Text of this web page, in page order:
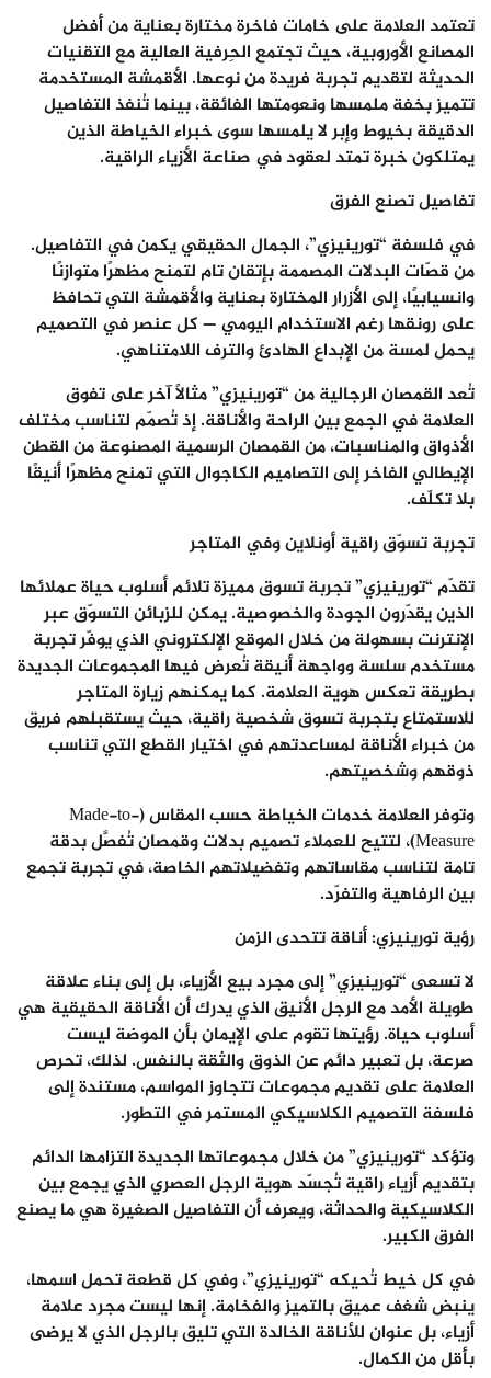
تعتمد العلامة على خامات فاخرة مختارة بعناية من أفضل
المصانع الأوروبية، حيث تجتمع الحِرفية العالية مع التقنيات
الحديثة لتقديم تجربة فريدة من نوعها. الأقمشة المستخدمة
تتميز بخفة ملمسها ونعومتها الفائقة، بينما تُنفذ التفاصيل
الدقيقة بخيوط وإبر لا يلمسها سوى خبراء الخياطة الذين
يمتلكون خبرة تمتد لعقود في صناعة الأزياء الراقية.
تفاصيل تصنع الفرق
في فلسفة “تورينيزي”، الجمال الحقيقي يكمن في التفاصيل.
من قصّات البدلات المصممة بإتقان تام لتمنح مظهرًا متوازنًا
وانسيابيًا، إلى الأزرار المختارة بعناية والأقمشة التي تحافظ
على رونقها رغم الاستخدام اليومي — كل عنصر في التصميم
يحمل لمسة من الإبداع الهادئ والترف اللامتناهي.
تُعد القمصان الرجالية من “تورينيزي” مثالاً آخر على تفوق
العلامة في الجمع بين الراحة والأناقة. إذ تُصمّم لتناسب مختلف
الأذواق والمناسبات، من القمصان الرسمية المصنوعة من القطن
الإيطالي الفاخر إلى التصاميم الكاجوال التي تمنح مظهرًا أنيقًا
بلا تكلّف.
تجربة تسوّق راقية أونلاين وفي المتاجر
تقدّم “تورينيزي” تجربة تسوق مميزة تلائم أسلوب حياة عملائها
الذين يقدّرون الجودة والخصوصية. يمكن للزبائن التسوّق عبر
الإنترنت بسهولة من خلال الموقع الإلكتروني الذي يوفّر تجربة
مستخدم سلسة وواجهة أنيقة تُعرض فيها المجموعات الجديدة
بطريقة تعكس هوية العلامة. كما يمكنهم زيارة المتاجر
للاستمتاع بتجربة تسوق شخصية راقية، حيث يستقبلهم فريق
من خبراء الأناقة لمساعدتهم في اختيار القطع التي تناسب
ذوقهم وشخصيتهم.
وتوفر العلامة خدمات الخياطة حسب المقاس (Made-to-
Measure)، لتتيح للعملاء تصميم بدلات وقمصان تُفصَّل بدقة
تامة لتناسب مقاساتهم وتفضيلاتهم الخاصة، في تجربة تجمع
بين الرفاهية والتفرّد.
رؤية تورينيزي: أناقة تتحدى الزمن
لا تسعى “تورينيزي” إلى مجرد بيع الأزياء، بل إلى بناء علاقة
طويلة الأمد مع الرجل الأنيق الذي يدرك أن الأناقة الحقيقية هي
أسلوب حياة. رؤيتها تقوم على الإيمان بأن الموضة ليست
صرعة، بل تعبير دائم عن الذوق والثقة بالنفس. لذلك، تحرص
العلامة على تقديم مجموعات تتجاوز المواسم، مستندة إلى
فلسفة التصميم الكلاسيكي المستمر في التطور.
وتؤكد “تورينيزي” من خلال مجموعاتها الجديدة التزامها الدائم
بتقديم أزياء راقية تُجسّد هوية الرجل العصري الذي يجمع بين
الكلاسيكية والحداثة، ويعرف أن التفاصيل الصغيرة هي ما يصنع
الفرق الكبير.
في كل خيط تُحيكه “تورينيزي”، وفي كل قطعة تحمل اسمها،
ينبض شغف عميق بالتميز والفخامة. إنها ليست مجرد علامة
أزياء، بل عنوان للأناقة الخالدة التي تليق بالرجل الذي لا يرضى
بأقل من الكمال.